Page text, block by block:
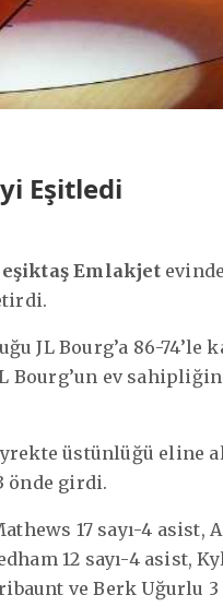
Eşitledi
Emlakjet
JL Bourg’a 86-74’le
Bourg’un ev
üstünlüğü eline
önde girdi.
17 sayı-4 asist,
12 sayı-4 asist,
ve Berk Uğurlu 3